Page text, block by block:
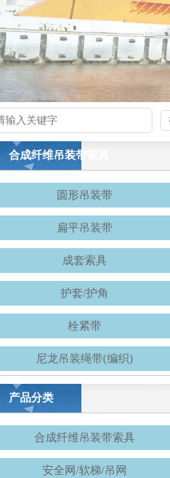
合成纤维吊装带索具
圆形吊装带
扁平吊装带
成套索具
护套/护角
栓紧带
尼龙吊装绳带(编织)
产品分类
合成纤维吊装带索具
安全网/软梯/吊网